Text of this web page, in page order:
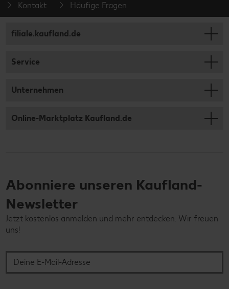
Kontakt Häufige Fragen
filiale.kaufland.de
Service
Unternehmen
Online-Marktplatz Kaufland.de
Abonniere unseren Kaufland-
Newsletter
Jetzt kostenlos anmelden und mehr entdecken. Wir freuen
uns!